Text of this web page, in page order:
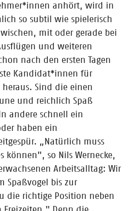
anhört, wird in
so subtil wie spielerisch
mit oder gerade bei
und weiteren
nach den ersten Tagen
Kandidat*innen für
heraus. Sind die einen
und reichlich Spaß
andere schnell ein
haben ein
„Natürlich muss
können", so Nils Wernecke,
Arbeitsalltag: Wir
Spaßvogel bis zur
die richtige Position neben